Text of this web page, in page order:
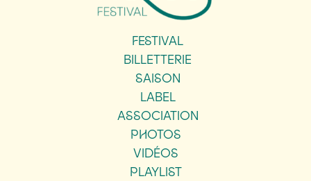
FESTIVAL
BILLETTERIE
SAISON
LABEL
ASSOCIATION
PHOTOS
VIDÉOS
PLAYLIST